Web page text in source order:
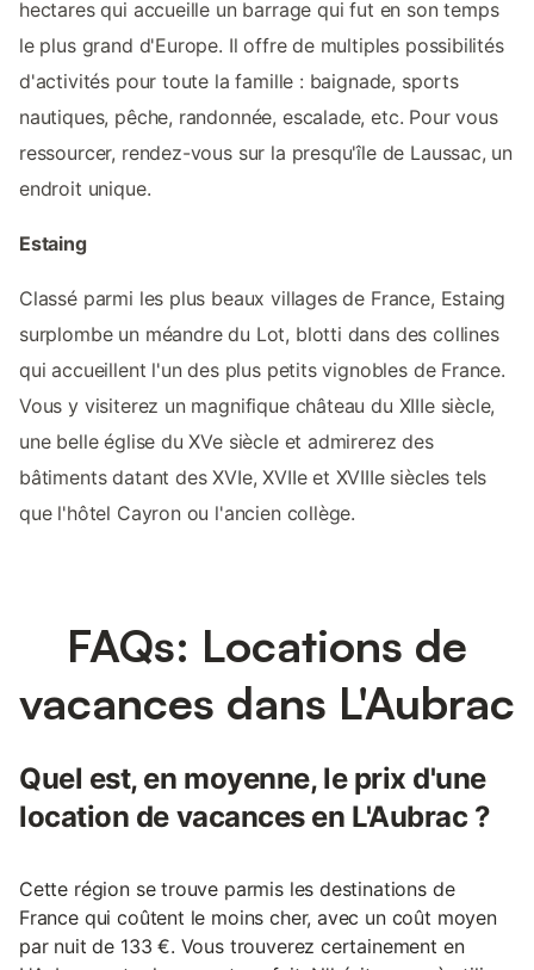
hectares qui accueille un barrage qui fut en son temps
le plus grand d'Europe. Il offre de multiples possibilités
d'activités pour toute la famille : baignade, sports
nautiques, pêche, randonnée, escalade, etc. Pour vous
ressourcer, rendez-vous sur la presqu'île de Laussac, un
endroit unique.
Estaing
Classé parmi les plus beaux villages de France, Estaing
surplombe un méandre du Lot, blotti dans des collines
qui accueillent l'un des plus petits vignobles de France.
Vous y visiterez un magnifique château du XIIIe siècle,
une belle église du XVe siècle et admirerez des
bâtiments datant des XVIe, XVIIe et XVIIIe siècles tels
que l'hôtel Cayron ou l'ancien collège.
FAQs: Locations de
vacances dans L'Aubrac
Quel est, en moyenne, le prix d'une
location de vacances en L'Aubrac ?
Cette région se trouve parmis les destinations de
France qui coûtent le moins cher, avec un coût moyen
par nuit de 133 €. Vous trouverez certainement en